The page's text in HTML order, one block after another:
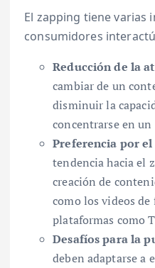
El zapping tiene varias
consumidores
Reducción de la
cambiar de un
disminuir la
concentrarse en
Preferencia por
tendencia hacia el
creación de
como los videos
plataformas como
Desafíos para la
deben adaptarse a